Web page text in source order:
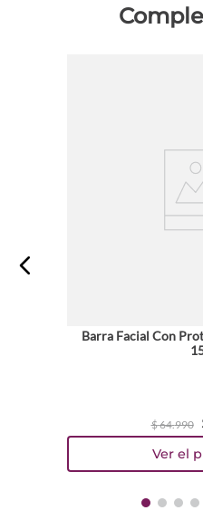
Barra Facial Con
$64.990